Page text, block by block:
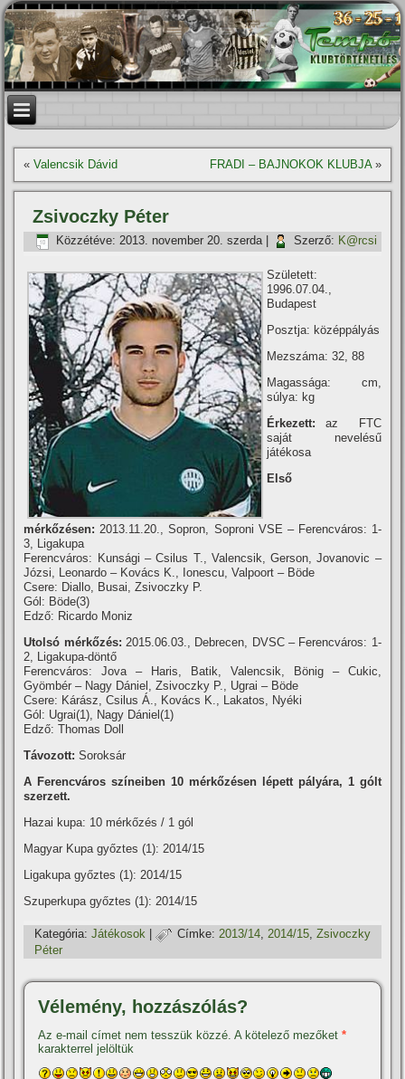
«Valencsik Dávid FRADI – BAJNOKOK KLUBJA»
Zsivoczky Péter
Közzétéve: 2013. november 20. szerda| Szerző: K@rcsi
Született:
1996.07.04.,
Budapest
Posztja: középpályás
Mezszáma: 32, 88
Magassága: cm,
súlya: kg
Érkezett: az FTC
saját nevelésű
játékosa
Első
mérkőzésen: 2013.11.20., Sopron, Soproni VSE – Ferencváros: 1-
3, Ligakupa
Ferencváros: Kunsági – Csilus T., Valencsik, Gerson, Jovanovic –
Józsi, Leonardo – Kovács K., Ionescu, Valpoort – Böde
Csere: Diallo, Busai, Zsivoczky P.
Gól: Böde(3)
Edző: Ricardo Moniz
Utolsó mérkőzés: 2015.06.03., Debrecen, DVSC – Ferencváros: 1-
2, Ligakupa-döntő
Ferencváros: Jova – Haris, Batik, Valencsik, Bönig – Cukic,
Gyömbér – Nagy Dániel, Zsivoczky P., Ugrai – Böde
Csere: Kárász, Csilus Á., Kovács K., Lakatos, Nyéki
Gól: Ugrai(1), Nagy Dániel(1)
Edző: Thomas Doll
Távozott: Soroksár
A Ferencváros szí­neiben 10 mérkőzésen lépett pályára, 1 gólt
szerzett.
Hazai kupa: 10 mérkőzés / 1 gól
Magyar Kupa győztes (1): 2014/15
Ligakupa győztes (1): 2014/15
Szuperkupa győztes (1): 2014/15
Kategória: Játékosok | Címke: 2013/14,2014/15,Zsivoczky
Péter
Vélemény, hozzászólás?
Az e-mail címet nem tesszük közzé. A kötelező mezőket*
karakterrel jelöltük